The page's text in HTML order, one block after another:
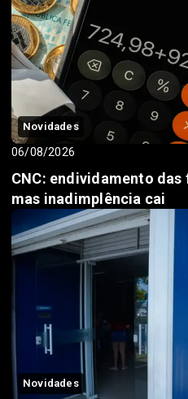
Novidades
06/08/2026
CNC: endividamento das
mas inadimplência cai
Novidades